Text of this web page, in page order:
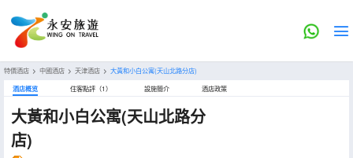
特價酒店 > 中國酒店 > 天津酒店 > 大黃和小白公寓(天山北路分店)
酒店概览 住客點評（1） 設施簡介 酒店政策
大黃和小白公寓(天山北路分
店)